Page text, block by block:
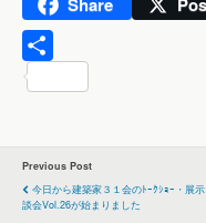
e
b
k
i
r
i
n
Previous Post
今日から建築家３１会のﾄｰｸｼｮｰ・展
談会vol.26が始まりました